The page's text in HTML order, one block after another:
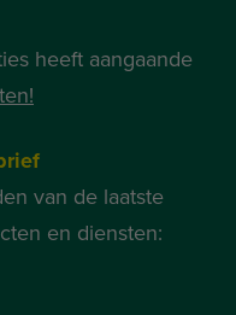
heeft aangaande
van de laatste
en diensten: